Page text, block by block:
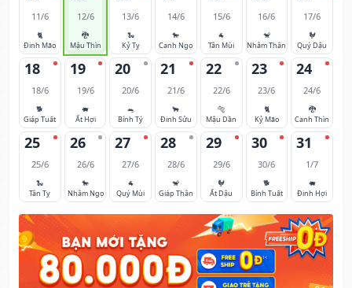
11/6
🐈
Đinh Mão
12/6
🐉
Mậu Thìn
13/6
🐍
Kỷ Tỵ
14/6
🐎
Canh Ngọ
15/6
🐐
Tân Mùi
16/6
🐒
Nhâm Thân
17/6
🐓
Quý Dậu
18
18/6
🐕
Giáp Tuất
19
19/6
🐖
Ất Hợi
20
20/6
🐀
Bính Tý
21
21/6
🐂
Đinh Sửu
22
22/6
🐅
Mậu Dần
23
23/6
🐈
Kỷ Mão
24
24/6
🐉
Canh Thìn
25
25/6
🐍
Tân Tỵ
26
26/6
🐎
Nhâm Ngọ
27
27/6
🐐
Quý Mùi
28
28/6
🐒
Giáp Thân
29
29/6
🐓
Ất Dậu
30
30/6
🐕
Bính Tuất
31
1/7
🐖
Đinh Hợi